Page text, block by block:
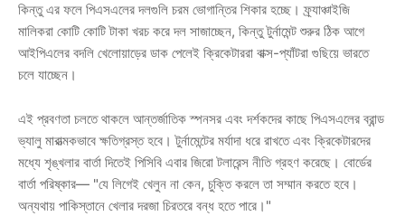
কিন্তু এর ফলে পিএসএলের দলগুলি চরম ভোগান্তির শিকার হচ্ছে। ফ্র্যাঞ্চাইজি
মালিকরা কোটি কোটি টাকা খরচ করে দল সাজাচ্ছেন, কিন্তু টুর্নামেন্ট শুরুর ঠিক আগে
আইপিএলের বদলি খেলোয়াড়ের ডাক পেলেই ক্রিকেটাররা বাক্স-প্যাঁটরা গুছিয়ে ভারতে
চলে যাচ্ছেন।
এই প্রবণতা চলতে থাকলে আন্তর্জাতিক স্পনসর এবং দর্শকদের কাছে পিএসএলের ব্রান্ড
ভ্যালু মারাত্মকভাবে ক্ষতিগ্রস্ত হবে। টুর্নামেন্টের মর্যাদা ধরে রাখতে এবং ক্রিকেটারদের
মধ্যে শৃঙ্খলার বার্তা দিতেই পিসিবি এবার জিরো টলারেন্স নীতি গ্রহণ করেছে। বোর্ডের
বার্তা পরিষ্কার— "যে লিগেই খেলুন না কেন, চুক্তি করলে তা সম্মান করতে হবে।
অন্যথায় পাকিস্তানে খেলার দরজা চিরতরে বন্ধ হতে পারে।"